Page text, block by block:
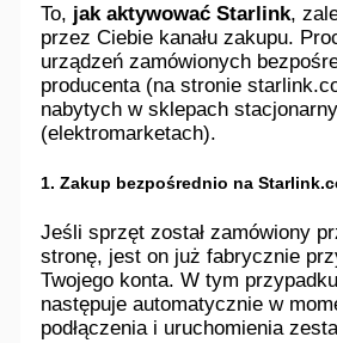
To, jak aktywować Starlink,
przez Ciebie kanału zakupu.
urządzeń zamówionych
producenta (na stronie
nabytych w sklepach
(elektromarketach).
1. Zakup bezpośrednio na
Jeśli sprzęt został zamówiony
stronę, jest on już fabrycznie
Twojego konta. W tym
następuje automatycznie w
podłączenia i uruchomienia